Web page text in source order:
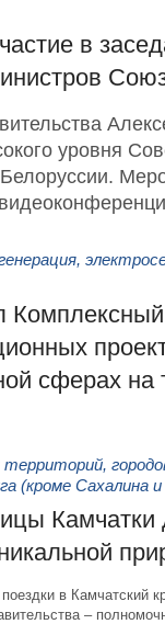
в
уровня
сферах на
(кроме Сахалина
Камчатки
в Камчатский
–